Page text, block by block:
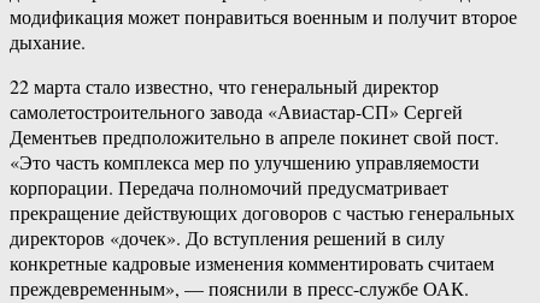
модификация может понравиться военным и получит второе
дыхание.
22 марта стало известно, что генеральный директор
самолетостроительного завода «Авиастар-СП» Сергей
Дементьев предположительно в апреле покинет свой пост.
«Это часть комплекса мер по улучшению управляемости
корпорации. Передача полномочий предусматривает
прекращение действующих договоров с частью генеральных
директоров «дочек». До вступления решений в силу
конкретные кадровые изменения комментировать считаем
преждевременным», — пояснили в пресс-службе ОАК.